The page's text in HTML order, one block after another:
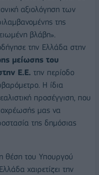
αξιολόγηση των
της
βλάβη».
την Ελλάδα στην
μείωσης του
Ε.Ε. την περίοδο
Η ίδια
προσέγγιση, που
μας να
της δημόσιας
θέση του Υπουργού
χαιρετίζει την